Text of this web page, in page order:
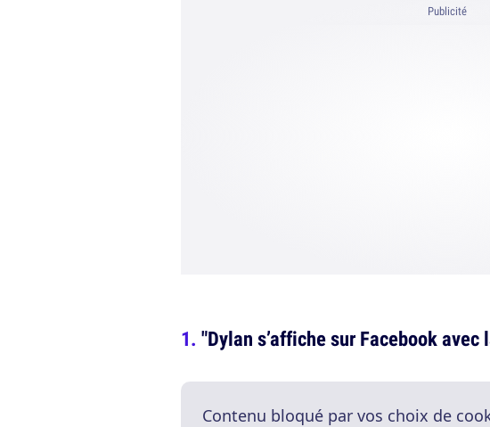
Publicité
"Dylan s’affiche sur Facebook
Contenu bloqué par vos choix de